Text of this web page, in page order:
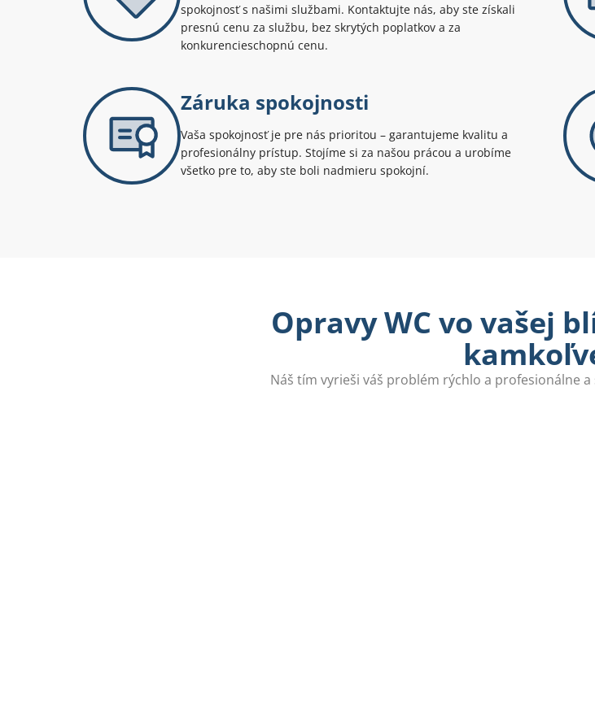
spokojnosť s našimi službami. Kontaktujte nás, aby ste získali
presnú cenu za službu, bez skrytých poplatkov a za
konkurencieschopnú cenu.
Záruka spokojnosti
Vaša spokojnosť je pre nás prioritou – garantujeme kvalitu a
profesionálny prístup. Stojíme si za našou prácou a urobíme
všetko pre to, aby ste boli nadmieru spokojní.
Opravy WC vo vašej
Náš tím vyrieši váš problém rýchlo a profesionálne